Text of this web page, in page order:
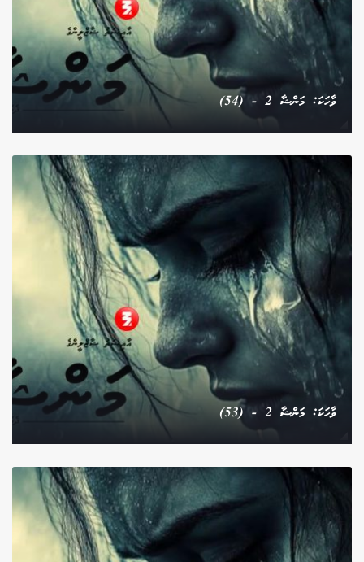
ވާހަކަ: މަންޝާ 2 - (54)
ވާހަކަ: މަންޝާ 2 - (53)